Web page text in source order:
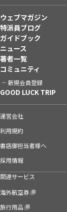
ウェブマガジン
特派員ブログ
ガイドブック
ニュース
著者一覧
コミュニティ
新規会員登録
GOOD LUCK TRIP
運営会社
利用規約
書店御担当者様へ
採用情報
関連サービス
海外航空券
旅行用品